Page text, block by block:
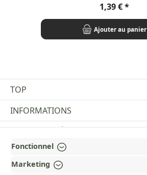
Prix régulier :
1,39 €
Ajouter au panier
TOP
INFORMATIONS
PAYMENT AND SHIPPING METHODS
Fonctionnel
Marketing